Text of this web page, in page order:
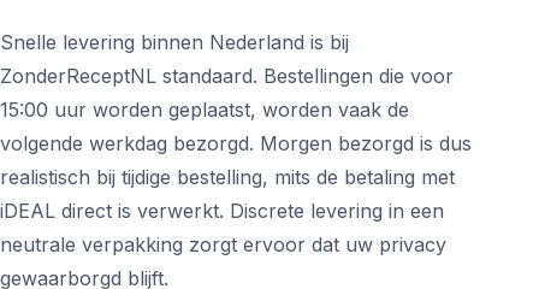
Snelle levering binnen Nederland is bij
ZonderReceptNL standaard. Bestellingen die voor
15:00 uur worden geplaatst, worden vaak de
volgende werkdag bezorgd. Morgen bezorgd is dus
realistisch bij tijdige bestelling, mits de betaling met
iDEAL direct is verwerkt. Discrete levering in een
neutrale verpakking zorgt ervoor dat uw privacy
gewaarborgd blijft.